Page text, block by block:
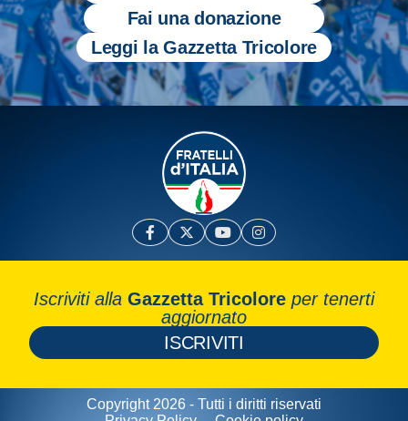
Fai una donazione
Leggi la Gazzetta Tricolore
Iscriviti alla Gazzetta Tricolore per tenerti
aggiornato
ISCRIVITI
Copyright 2026 - Tutti i diritti riservati